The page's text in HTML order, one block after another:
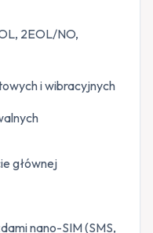
2EOL/NO,
i wibracyjnych
głównej
nano-SIM (SMS,